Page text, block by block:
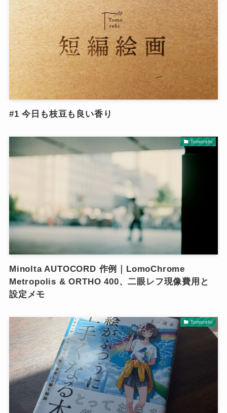
#1 今日も枝豆も良い香り
Tomorebi
Minolta AUTOCORD 作例｜LomoChrome
Metropolis & ORTHO 400、二眼レフ現像費用と
設定メモ
Tomorebi